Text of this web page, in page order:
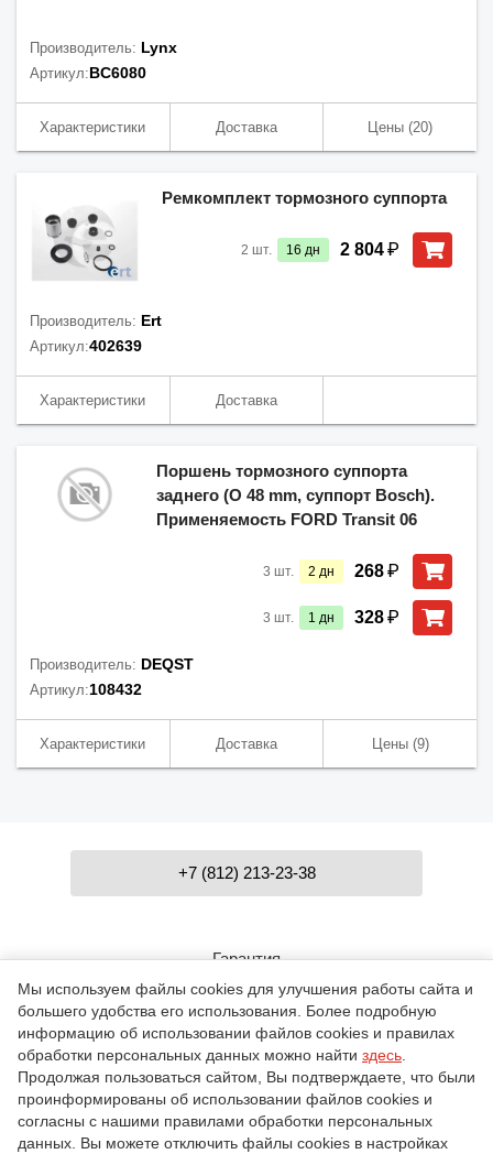
Производитель: Lynx
Артикул:BC6080
Характеристики Доставка Цены (20)
Ремкомплект тормозного суппорта
2 шт. 16 дн 2 804₽
Производитель: Ert
Артикул:402639
Характеристики Доставка
Поршень тормозного суппорта
заднего (O 48 mm, суппорт Bosch).
Применяемость FORD Transit 06
3 шт. 2 дн 268₽
3 шт. 1 дн 328₽
Производитель: DEQST
Артикул:108432
Характеристики Доставка Цены(9)
+7 (812) 213-23-38
Гарантия
Контакты
О компании
Мы используем файлы cookies для улучшения работы сайта и
большего удобства его использования. Более подробную
информацию об использовании файлов cookies и правилах
обработки персональных данных можно найти здесь
Продолжая пользоваться сайтом, Вы подтверждаете, что были
проинформированы об использовании файлов cookies и
согласны с нашими правилами обработки персональных
данных. Вы можете отключить файлы cookies в настройках